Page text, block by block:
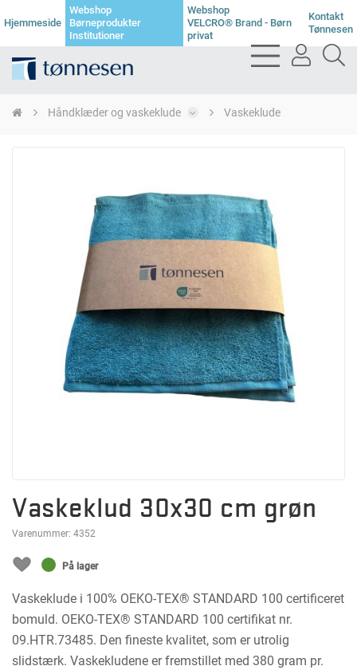
Hjemmeside
Webshop
Børneprodukter
Institutioner
Webshop
VELCRO® Brand - Børn
privat
Kontakt
Tønnesen
bars
light
user
Håndklæder og vaskeklude Vaskeklude
Vaskeklud 30x30 cm grøn
Varenummer: 4352
På lager
Vaskeklude i 100% OEKO-TEX® STANDARD 100 certificeret
bomuld. OEKO-TEX® STANDARD 100 certifikat nr.
09.HTR.73485. Den fineste kvalitet, som er utrolig
slidstærk. Vaskekludene er fremstillet med 380 gram pr.